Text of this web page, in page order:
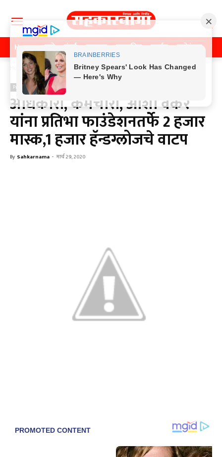
Home पुणे मुंबई महाराष्ट्र राजकीय क्राईम मनोरंजन
Home Previos News
Previos News
अधिकारी, कर्मचारी, आशा वर्कर
यांना प्रतिभा फाउंडेशनतर्फे 2 हजार
मास्क,1 हजार हॅन्डग्लोजचे वाटप
By Sahkarnama - मार्च 29, 2020